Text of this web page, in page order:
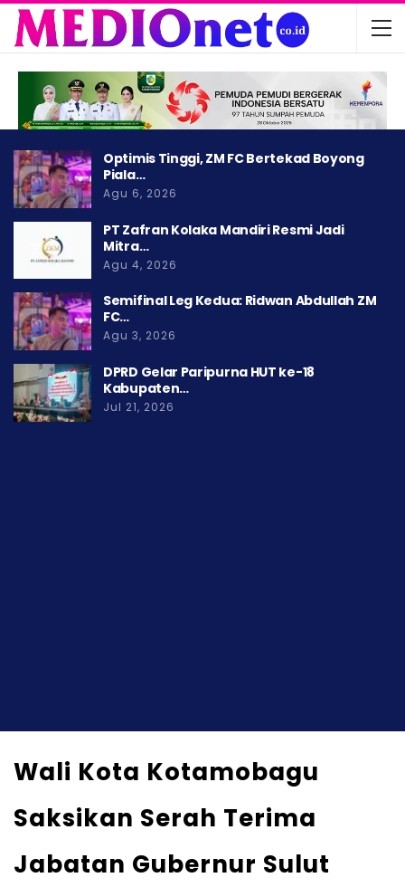
Optimis Tinggi, ZM FC Bertekad Boyong
Piala…
Agu 6, 2026
PT Zafran Kolaka Mandiri Resmi Jadi
Mitra…
Agu 4, 2026
Semifinal Leg Kedua: Ridwan Abdullah ZM
FC…
Agu 3, 2026
DPRD Gelar Paripurna HUT ke-18
Kabupaten…
Jul 21, 2026
Wali Kota Kotamobagu
Saksikan Serah Terima
Jabatan Gubernur Sulut